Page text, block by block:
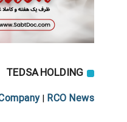
TEDSA HOLDING
| RCO News